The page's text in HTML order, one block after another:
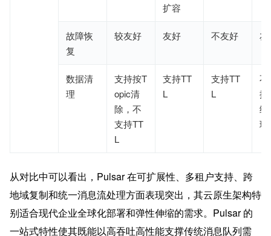
扩容
故障恢
复
较友好 友好 不友好 友
数据清
理
支持按T
opic清
除，不
支持TT
L
支持TT
L
支持TT
L
不
按
级
理
从对比中可以看出，Pulsar 在可扩展性、多租户支持、跨
地域复制和统一消息流处理方面表现突出，其云原生架构特
别适合现代企业全球化部署和弹性伸缩的需求。Pulsar 的
一站式特性使其既能以高吞吐高性能支撑传统消息队列需